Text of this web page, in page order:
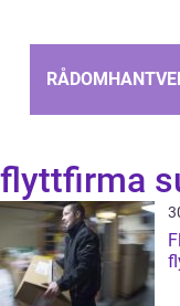
flyttfirma